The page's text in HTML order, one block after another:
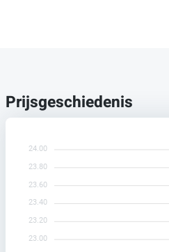
Prijsgeschiedenis
24.00
23.80
23.60
23.40
23.20
23.00